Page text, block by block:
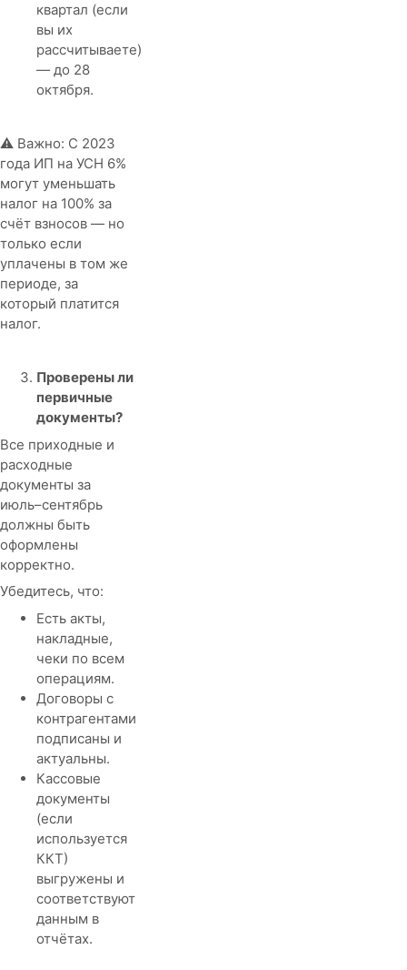
квартал (если
вы их
рассчитываете)
— до 28
октября.
⚠️ Важно: С 2023
года ИП на УСН 6%
могут уменьшать
налог на 100% за
счёт взносов — но
только если
уплачены в том же
периоде, за
который платится
налог.
Проверены ли
первичные
документы?
Все приходные и
расходные
документы за
июль–сентябрь
должны быть
оформлены
корректно.
Убедитесь, что:
Есть акты,
накладные,
чеки по всем
операциям.
Договоры с
контрагентами
подписаны и
актуальны.
Кассовые
документы
(если
используется
ККТ)
выгружены и
соответствуют
данным в
отчётах.